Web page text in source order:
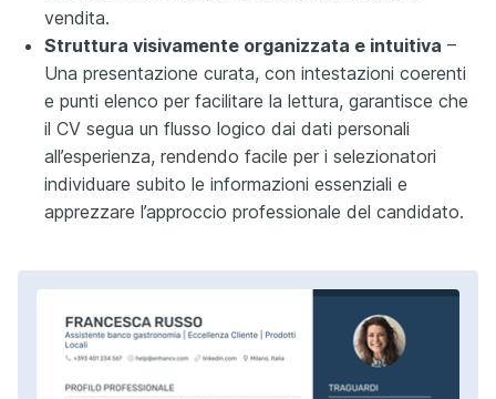
vendita.
Struttura visivamente organizzata e intuitiva –
Una presentazione curata, con intestazioni coerenti
e punti elenco per facilitare la lettura, garantisce che
il CV segua un flusso logico dai dati personali
all’esperienza, rendendo facile per i selezionatori
individuare subito le informazioni essenziali e
apprezzare l’approccio professionale del candidato.